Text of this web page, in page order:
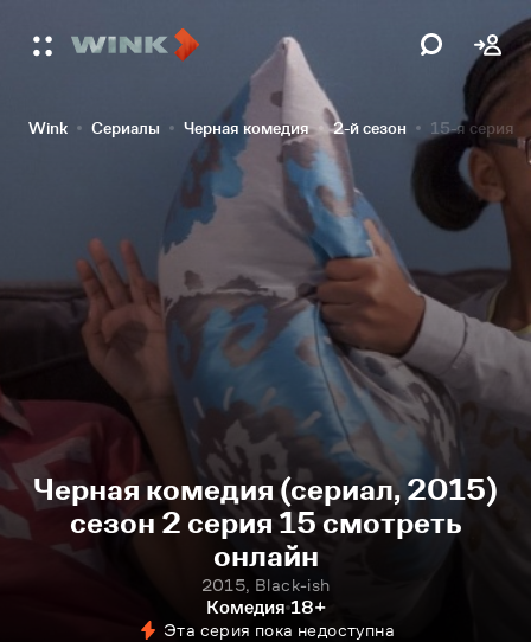
Wink Сериалы Черная комедия 2-й сезон 15-я серия
Черная комедия (сериал, 2015)
сезон 2 серия 15 смотреть
онлайн
2015, Black-ish
Комедия 18+
Эта серия пока недоступна